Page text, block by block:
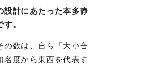
設計にあたった本多静
。
の数は、自ら「大小合
名度から東西を代表す